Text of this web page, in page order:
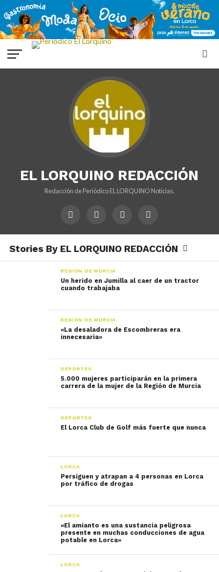
EL LORQUINO REDACCIÓN
Redacción de Periódico EL LORQUINO Noticias.
Stories By EL LORQUINO REDACCIÓN
REGIÓN DE MURCIA
Un herido en Jumilla al caer de un tractor
cuando trabajaba
REGIÓN DE MURCIA
«La desaladora de Escombreras era
innecesaria»
DEPORTES
5.000 mujeres participarán en la primera
carrera de la mujer de la Región de Murcia
DEPORTES
El Lorca Club de Golf más fuerte que nunca
LORCA
Persiguen y atrapan a 4 personas en Lorca
por tráfico de drogas
LORCA
«El amianto es una sustancia peligrosa
presente en muchas conducciones de agua
potable en Lorca»
LORCA